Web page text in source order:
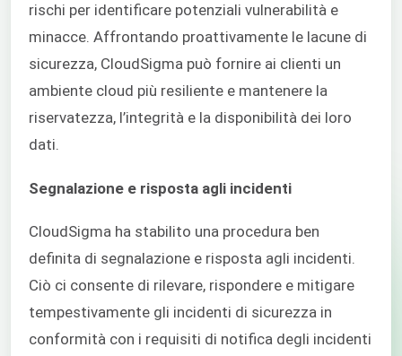
rischi per identificare potenziali vulnerabilità e
minacce. Affrontando proattivamente le lacune di
sicurezza, CloudSigma può fornire ai clienti un
ambiente cloud più resiliente e mantenere la
riservatezza, l’integrità e la disponibilità dei loro
dati.
Segnalazione e risposta agli incidenti
CloudSigma ha stabilito una procedura ben
definita di segnalazione e risposta agli incidenti.
Ciò ci consente di rilevare, rispondere e mitigare
tempestivamente gli incidenti di sicurezza in
conformità con i requisiti di notifica degli incidenti